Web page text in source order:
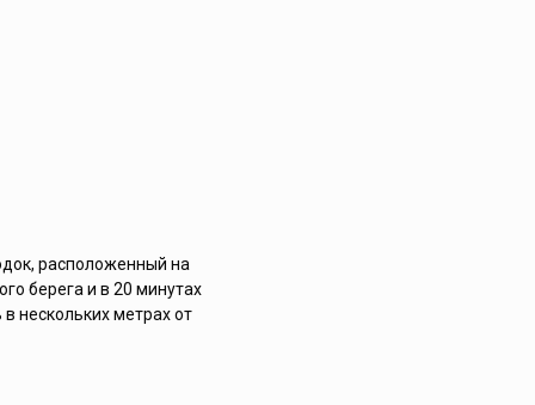
расположенный на
берега и в 20 минутах
нескольких метрах от